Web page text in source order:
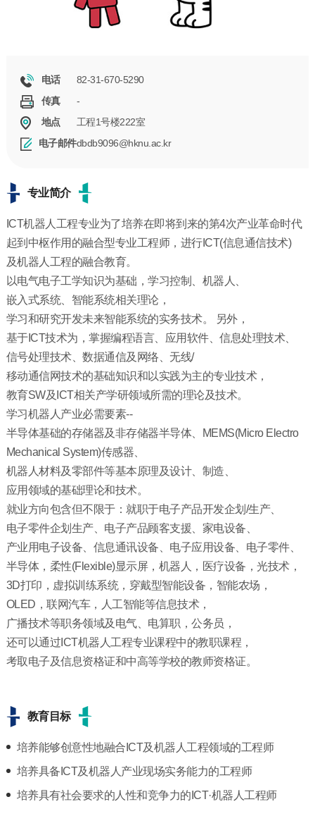
电话
82-31-670-5290
传真
-
地点
工程1号楼222室
电子邮件dbdb9096@hknu.ac.kr
专业简介
ICT机器人工程专业为了培养在即将到来的第4次产业革命时代
起到中枢作用的融合型专业工程师，进行ICT(信息通信技术)
及机器人工程的融合教育。
以电气电子工学知识为基础，学习控制、机器人、
嵌入式系统、智能系统相关理论，
学习和研究开发未来智能系统的实务技术。 另外，
基于ICT技术为，掌握编程语言、应用软件、信息处理技术、
信号处理技术、数据通信及网络、无线/
移动通信网技术的基础知识和以实践为主的专业技术，
教育SW及ICT相关产学研领域所需的理论及技术。
学习机器人产业必需要素--
半导体基础的存储器及非存储器半导体、MEMS(Micro Electro
Mechanical System)传感器、
机器人材料及零部件等基本原理及设计、制造、
应用领域的基础理论和技术。
就业方向包含但不限于：就职于电子产品开发企划/生产、
电子零件企划生产、电子产品顾客支援、家电设备、
产业用电子设备、信息通讯设备、电子应用设备、电子零件、
半导体，柔性(Flexible)显示屏，机器人，医疗设备，光技术，
3D打印，虚拟训练系统，穿戴型智能设备，智能农场，
OLED，联网汽车，人工智能等信息技术，
广播技术等职务领域及电气、电算职，公务员，
还可以通过ICT机器人工程专业课程中的教职课程，
考取电子及信息资格证和中高等学校的教师资格证。
教育目标
培养能够创意性地融合ICT及机器人工程领域的工程师
培养具备ICT及机器人产业现场实务能力的工程师
培养具有社会要求的人性和竞争力的ICT·机器人工程师